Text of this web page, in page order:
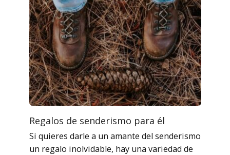
Regalos de senderismo para él
Si quieres darle a un amante del senderismo
un regalo inolvidable, hay una variedad de